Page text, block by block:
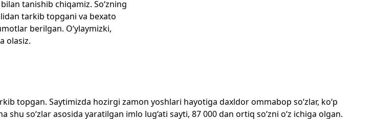
tanishib chiqamiz. So‘zning
tarkib topgani va bexato
berilgan. O‘ylaymizki,
olasiz.
topgan. Saytimizda hozirgi zamon yoshlari hayotiga daxldor ommabop so‘zlar, ko‘p
so‘zlar asosida yaratilgan imlo lug‘ati sayti, 87 000 dan ortiq so‘zni o‘z ichiga olgan.